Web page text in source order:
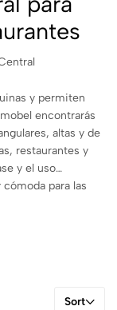
y permiten
encontrarás
altas y de
restaurantes y
y el uso
para las
Sort